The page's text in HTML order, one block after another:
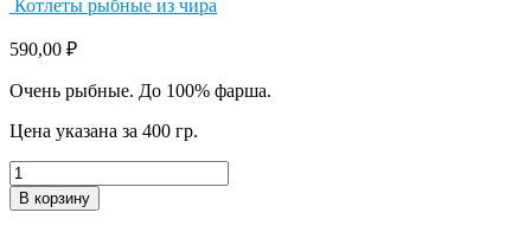
Котлеты рыбные из чира
590,00 ₽
Очень рыбные. До 100% фарша.
Цена указана за 400 гр.
В корзину